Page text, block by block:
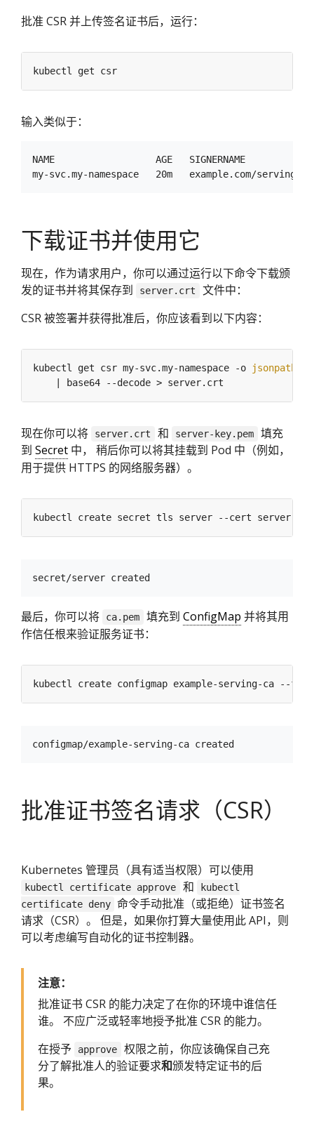
批准 CSR 并上传签名证书后，运行：
输入类似于：
NAME                  AGE   SIGNERNAME
下载证书并使用它
现在，作为请求用户，你可以通过运行以下命令下载颁
发的证书并将其保存到
server.crt
文件中：
CSR 被签署并获得批准后，你应该看到以下内容：
kubectl get csr my-svc.my-namespace -o jsonpath
现在你可以将 server.crt 和 server-key.pem
填充
到 Secret 中， 稍后你可以将其挂载到 Pod 中（例如，
用于提供 HTTPS 的网络服务器）。
最后，你可以将 ca.pem 填充到 ConfigMap 并将其用
作信任根来验证服务证书：
kubectl create configmap example-serving-ca --
批准证书签名请求（CSR）
Kubernetes 管理员（具有适当权限）可以使用
kubectl certificate approve 和
kubectl
certificate deny 命令手动批准（或拒绝）证书签名
请求（CSR）。 但是，如果你打算大量使用此 API，则
可以考虑编写自动化的证书控制器。
注意：
批准证书 CSR 的能力决定了在你的环境中谁信任
谁。 不应广泛或轻率地授予批准 CSR 的能力。
在授予
approve
权限之前，你应该确保自己充
分了解批准人的验证要求和颁发特定证书的后
果。